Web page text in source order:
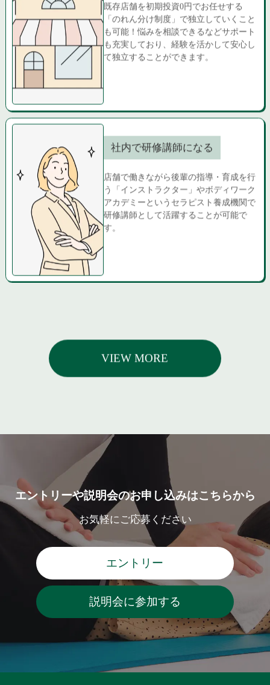
既存店舗を初期投資0円でお任せする
「のれん分け制度」で独立していくこと
も可能！悩みを相談できるなどサポート
も充実しており、経験を活かして安心し
て独立することができます。
社内で研修講師になる
店舗で働きながら後輩の指導・育成を行
う「インストラクター」やボディワーク
アカデミーというセラピスト養成機関で
研修講師として活躍することが可能で
す。
VIEW MORE
エントリーや説明会のお申し込みはこちらから
お気軽にご応募ください
エントリー
説明会に参加する